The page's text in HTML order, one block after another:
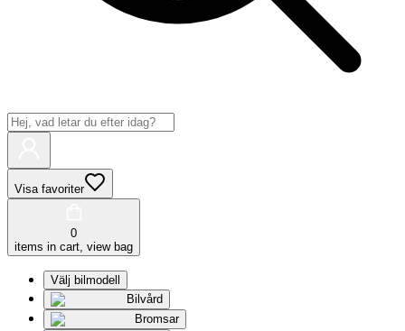
Visa favoriter
0
items in cart, view bag
Välj bilmodell
Bilvård
Bromsar